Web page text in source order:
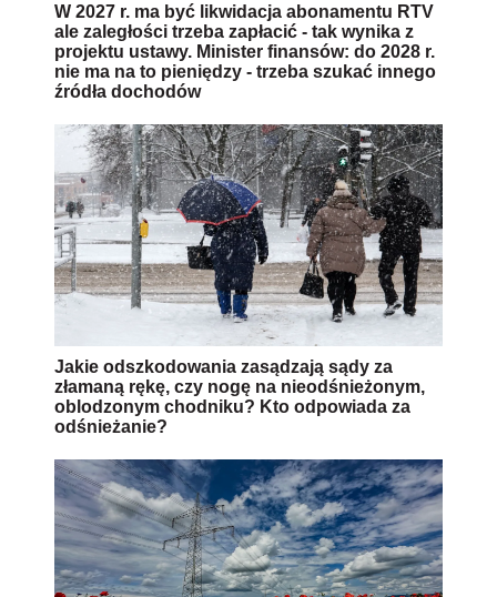
W 2027 r. ma być likwidacja abonamentu RTV
ale zaległości trzeba zapłacić - tak wynika z
projektu ustawy. Minister finansów: do 2028 r.
nie ma na to pieniędzy - trzeba szukać innego
źródła dochodów
Jakie odszkodowania zasądzają sądy za
złamaną rękę, czy nogę na nieodśnieżonym,
oblodzonym chodniku? Kto odpowiada za
odśnieżanie?